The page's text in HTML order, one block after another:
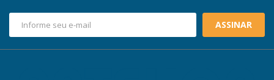
ASSINAR